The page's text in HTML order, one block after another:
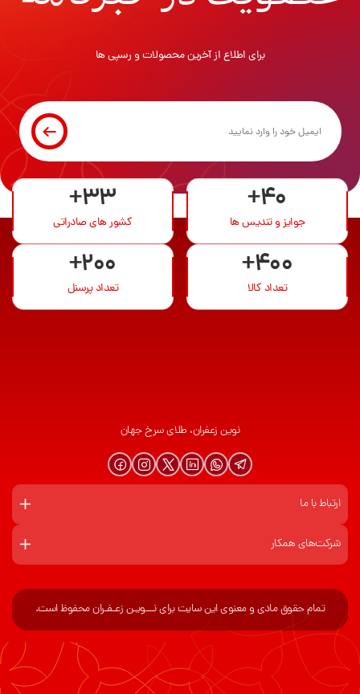
برای اطلاع از آخرین محصولات و رسپی ها
+40
جوایز و تندیس ها
+33
کشور های صادراتی
+400
تعداد کالا
+200
تعداد پرسنل
نوین زعفران، طلای سرخ جهان
ارتباط با ما
شرکت‌های همکار
تمام حقوق مادی و معنوی این سایت برای نـــویـن زعـفـران محفوظ است.